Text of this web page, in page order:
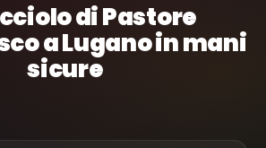
di Pastore
a Lugano in mani
sicure